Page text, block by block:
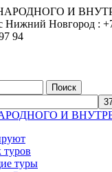
И
Новгород : +7
94
И
туры